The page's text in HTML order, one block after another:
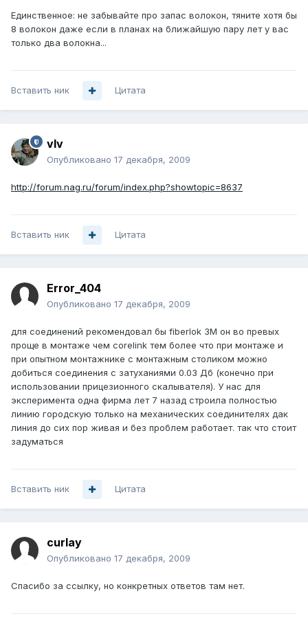
Единственное: не забывайте про запас волокон, тяните хотя бы
8 волокон даже если в планах на ближайшую пару лет у вас
только два волокна...
Вставить ник Цитата
vIv
Опубликовано 17 декабря, 2009
http://forum.nag.ru/forum/index.php?showtopic=8637
Вставить ник Цитата
Error_404
Опубликовано 17 декабря, 2009
для соединений рекомендовал бы fiberlok 3М он во превых
проще в монтаже чем corelink тем более что при монтаже и
при опытном монтажнике с монтажным столиком можно
добиться соединения с затуханиями 0.03 Дб (конечно при
использовании прицезионного скалывателя). У нас для
эксперимента одна фирма лет 7 назад строила полностью
линию городскую только на механических соединителях дак
линия до сих пор живая и без проблем работает. так что стоит
задуматься
Вставить ник Цитата
curlay
Опубликовано 17 декабря, 2009
Спасибо за ссылку, но конкретных ответов там нет.